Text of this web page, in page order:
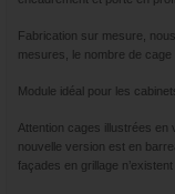
Fabrication sur mesure,
mesures, le nombre de cage
Module idéal pour les
Attention cages illustrées en
nouvelle version est en
façades en grillage